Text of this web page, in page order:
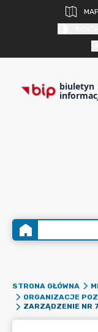
biuletyn
STRONA GŁÓWNA
ORGANIZACJE